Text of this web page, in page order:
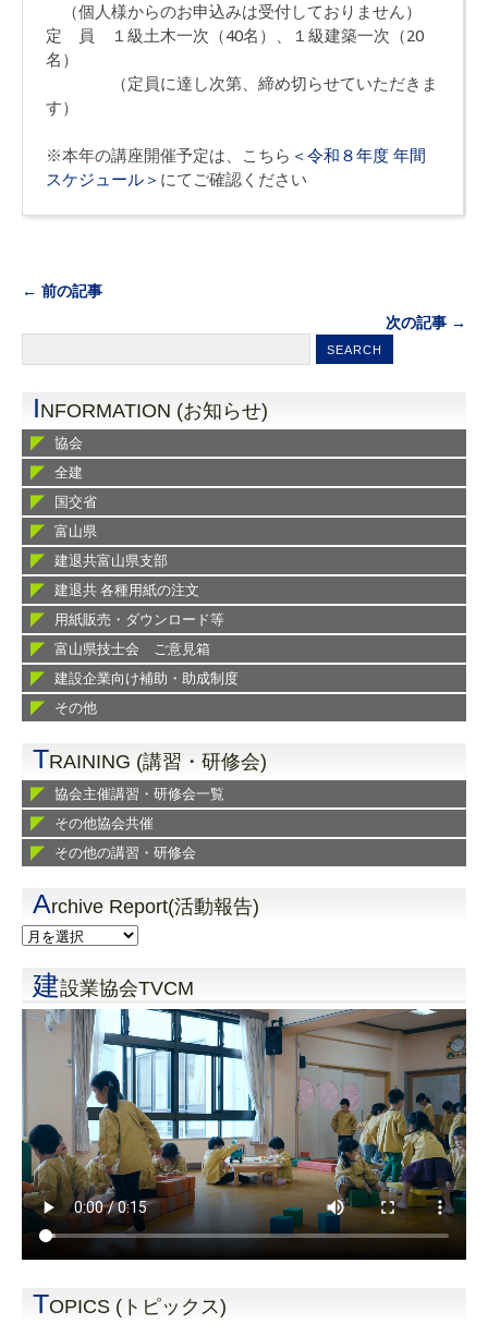
（個人様からのお申込みは受付しておりません）
定 員 １級土木一次（40名）、１級建築一次（20
名）
（定員に達し次第、締め切らせていただきま
す）
※本年の講座開催予定は、こちら ＜令和８年度 年間
スケジュール＞ にてご確認ください
← 前の記事
次の記事 →
INFORMATION (お知らせ)
協会
全建
国交省
富山県
建退共富山県支部
建退共 各種用紙の注文
用紙販売・ダウンロード等
富山県技士会 ご意見箱
建設企業向け補助・助成制度
その他
TRAINING (講習・研修会)
協会主催講習・研修会一覧
その他協会共催
その他の講習・研修会
Archive Report(活動報告)
建設業協会TVCM
TOPICS (トピックス)